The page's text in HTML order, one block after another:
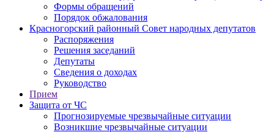
Формы обращений
Порядок обжалования
Красногорский районный Совет народных депутатов
Распоряжения
Решения заседаний
Депутаты
Сведения о доходах
Руководство
Прием
Защита от ЧС
Прогнозируемые чрезвычайные ситуации
Возникшие чрезвычайные ситуации